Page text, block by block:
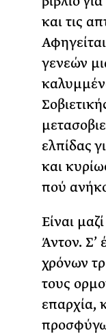
και τις
γενεών
ελπίδας
και
πού
Είναι
Άντον. Σ’
χρόνων
τους
επαρχία,